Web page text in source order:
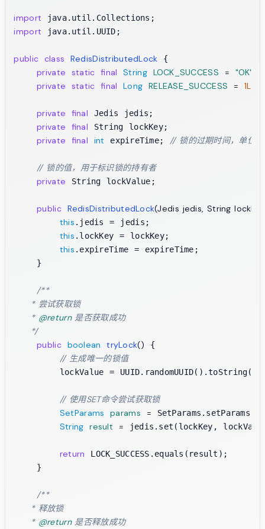
import
import java.util.UUID;
public class RedisDistributedLock {
private static final String LOCK_SUCCESS = "OK"
private static final Long RELEASE_SUCCESS = 1L
private final Jedis jedis;
private final String lockKey;
private final int expireTime; // 锁的过期时间，单位
// 锁的值，用于标识锁的持有者
private String lockValue;
public RedisDistributedLock(Jedis jedis, String
this .jedis = jedis;
this .lockKey = lockKey;
this .expireTime = expireTime;
    }
/**
     * 尝试获取锁
     *
@return 是否获取成功
     */
public boolean tryLock() {
// 生成唯一的锁值
        lockValue = UUID.randomUUID().toString();
// 使用SET命令尝试获取锁
SetParams
params =
String result = jedis.set(lockKey,
return
LOCK_SUCCESS.equals(result);
    }
/**
     * 释放锁
     *
@return 是否释放成功